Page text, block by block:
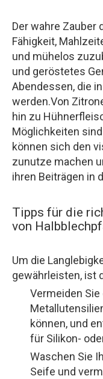
Der wahre Zauber
Fähigkeit,
und mühelos
und geröstetes
Abendessen, die
werden.Von
hin zu
Möglichkeiten
können sich den
zunutze machen
ihren Beiträgen in
Tipps für die
von
Um die
gewährleisten, ist
Vermeiden
können, und
für Silikon-
Waschen Sie
Seife und